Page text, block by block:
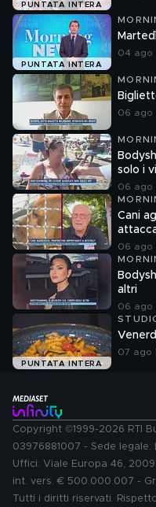
PUNTATA INTERA
PUNTATA INTERA
04 ago
06 ago
solo i
06 ago
Cani
06 ago
altri
06 ago
PUNTATA INTERA
07 ago
Copyright ©1999-2026 RTI
03976881007 - Sede legale:
Uffici: Viale Europa 46,
int. vers. € 500.000.007 -
Tutti i diritti riservati.